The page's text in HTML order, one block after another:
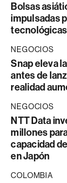
Bolsas
impulsadas
NEGOCIOS
Snap eleva
antes de
realidad
NEGOCIOS
NTT Data
millones
capacidad
en Japón
COLOMBIA